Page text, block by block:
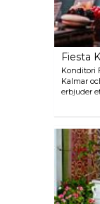
Fiesta
Konditori
Kalmar
erbjuder
på
Konditori